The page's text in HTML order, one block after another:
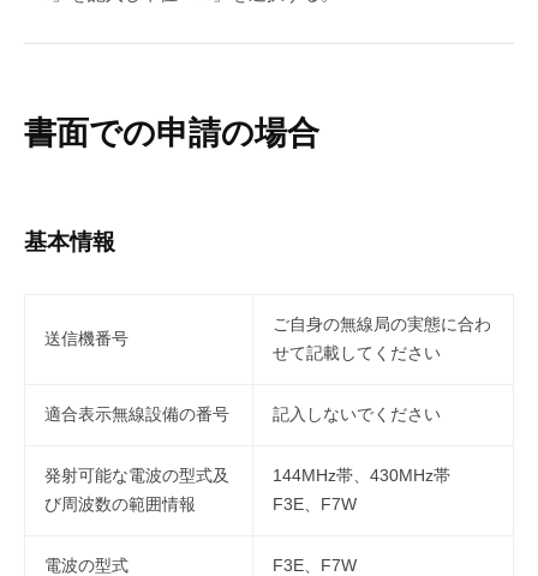
書面での申請の場合
基本情報
送信機番号
ご自身の無線局の実態に合わ
せて記載してください
適合表示無線設備の番号 記入しないでください
発射可能な電波の型式及
び周波数の範囲情報
144MHz帯、430MHz帯
F3E、F7W
電波の型式 F3E、F7W